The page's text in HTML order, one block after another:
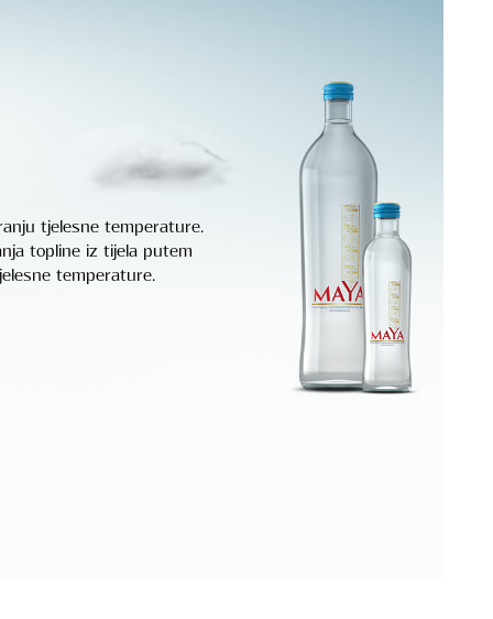
tjelesne temperature.
topline iz tijela putem
temperature.